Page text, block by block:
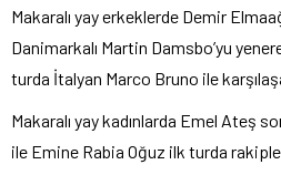
Makaralı yay erkeklerde Demir
Danimarkalı Martin Damsbo’yu
turda İtalyan Marco Bruno ile
Makaralı yay kadınlarda Emel Ateş
ile Emine Rabia Oğuz ilk turda